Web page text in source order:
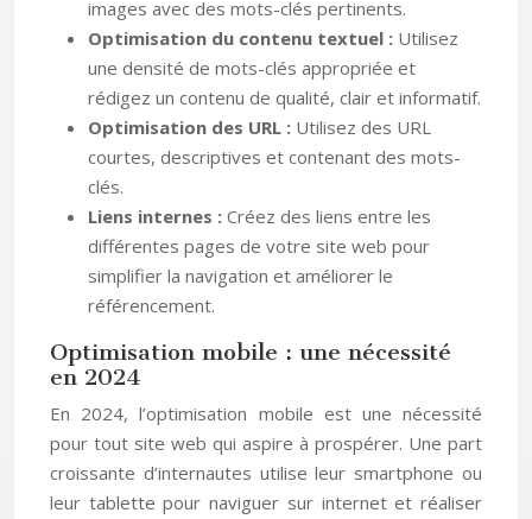
images avec des mots-clés pertinents.
Optimisation du contenu textuel : Utilisez
une densité de mots-clés appropriée et
rédigez un contenu de qualité, clair et informatif.
Optimisation des URL : Utilisez des URL
courtes, descriptives et contenant des mots-
clés.
Liens internes : Créez des liens entre les
différentes pages de votre site web pour
simplifier la navigation et améliorer le
référencement.
Optimisation mobile : une nécessité
en 2024
En 2024, l’optimisation mobile est une nécessité
pour tout site web qui aspire à prospérer. Une part
croissante d’internautes utilise leur smartphone ou
leur tablette pour naviguer sur internet et réaliser